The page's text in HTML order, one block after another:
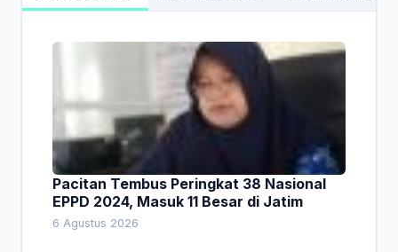
Pacitan Tembus Peringkat 38 Nasional
EPPD 2024, Masuk 11 Besar di Jatim
6 Agustus 2026